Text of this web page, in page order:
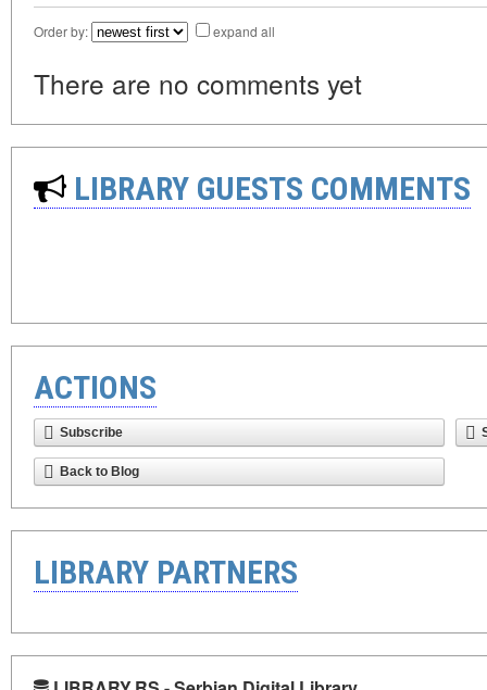
Order by: expand all
There are no comments yet
LIBRARY GUESTS COMMENTS
ACTIONS
Subscribe
Back to Blog
LIBRARY PARTNERS